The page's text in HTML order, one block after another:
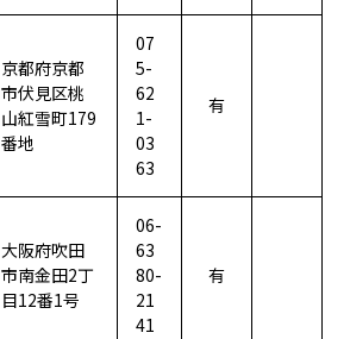
京都府京都
市伏見区桃
山紅雪町179
番地
07
5-
62
1-
03
63
有
大阪府吹田
市南金田2丁
目12番1号
06-
63
80-
21
41
有